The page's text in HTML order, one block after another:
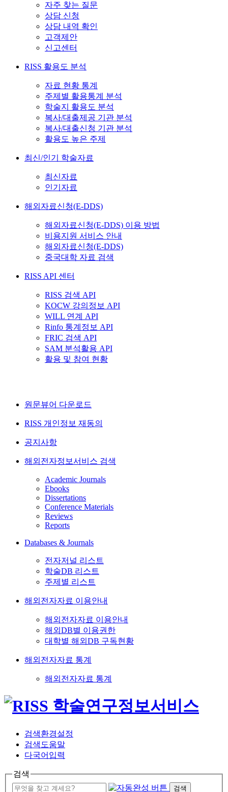
자주 찾는 질문
상담 신청
상담 내역 확인
고객제안
신고센터
RISS 활용도 분석
자료 현황 통계
주제별 활용통계 분석
학술지 활용도 분석
복사/대출제공 기관 분석
복사/대출신청 기관 분석
활용도 높은 주제
최신/인기 학술자료
최신자료
인기자료
해외자료신청(E-DDS)
해외자료신청(E-DDS) 이용 방법
비용지원 서비스 안내
해외자료신청(E-DDS)
중국대학 자료 검색
RISS API 센터
RISS 검색 API
KOCW 강의정보 API
WILL 연계 API
Rinfo 통계정보 API
FRIC 검색 API
SAM 분석활용 API
활용 및 참여 현황
원문뷰어 다운로드
RISS 개인정보 재동의
공지사항
해외전자정보서비스 검색
Academic Journals
Ebooks
Dissertations
Conference Materials
Reviews
Reports
Databases & Journals
전자저널 리스트
학술DB 리스트
주제별 리스트
해외전자자료 이용안내
해외전자자료 이용안내
해외DB별 이용권한
대학별 해외DB 구독현황
해외전자자료 통계
해외전자자료 통계
검색환경설정
검색도움말
다국어입력
검색
검색